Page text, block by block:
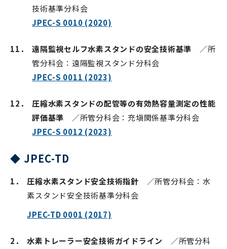
技術基準分科会
JPEC-S 0010 (2020)
11． 遠隔監視セルフ水素スタンドの安全技術基準 ／所
管分科会：遠隔監視スタンド分科会
JPEC-S 0011 (2023)
12．
圧縮水素スタンドの配管等の有効熱容量測定の性能
評価基準 ／所管分科会：充塡関係基準分科会
JPEC-S 0012 (2023)
◆ JPEC-TD
1． 圧縮水素スタンド安全技術指針 ／所管分科会：水
素スタンド安全技術基準分科会
JPEC-TD 0001 (2017)
2． 水素トレーラー安全技術ガイドライン
／所管分科